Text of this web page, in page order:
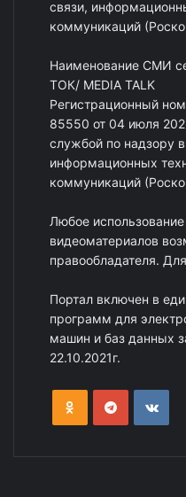
связи,
коммуникаций
Наименование СМИ
ТОК/ MEDIA TALK
Регистрационный
85550 от 04 июля
службой по надзору
информационных
коммуникаций
Любое
видеоматериалов
правообладателя.
Портал включен в
программ для
машин и баз данных
22.10.2021г.